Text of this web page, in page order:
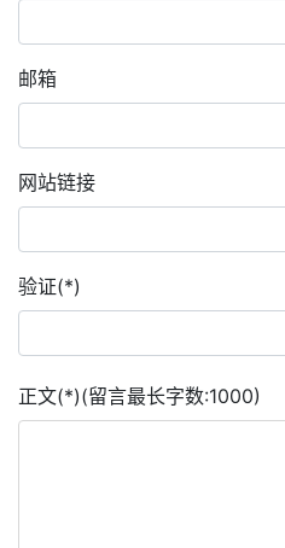
邮箱
网站链接
验证(*)
正文(*)(留言最长字数:1000)